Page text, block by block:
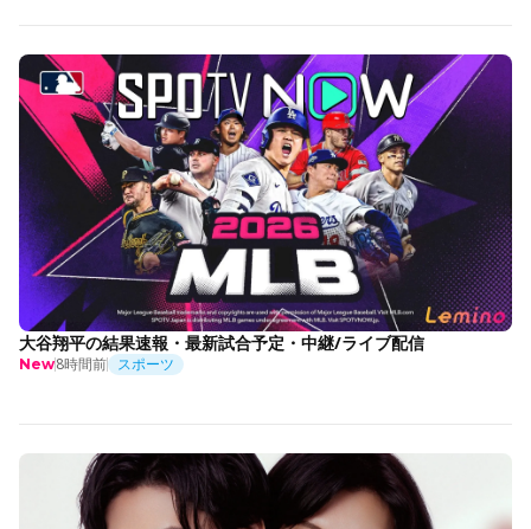
大谷翔平の結果速報・最新試合予定・中継/ライブ配信
New8時間前 スポーツ